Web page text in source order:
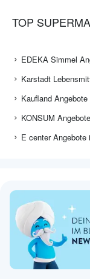
TOP
EDEKA Simmel
Karstadt
Kaufland
KONSUM
E center Angebote